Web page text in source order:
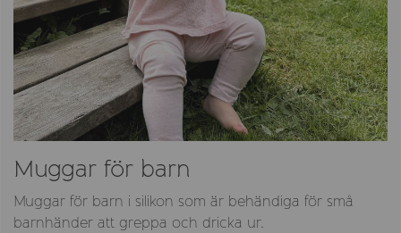
Muggar för barn
Muggar för barn i silikon som är behändiga för små
barnhänder att greppa och dricka ur.